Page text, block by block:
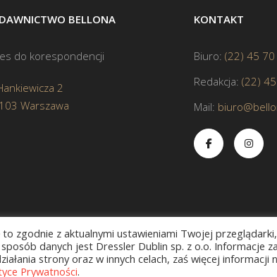
BELLONA
do korespondencji
2
Warszawa
KONTAKT
Biuro: (22) 45
Redakcja: (22)
Mail:
zgodnie z aktualnymi ustawieniami Twojej
danych jest Dressler Dublin sp. z o.o. Informacje
strony oraz w innych celach, zaś więcej informacji
Prywatności.